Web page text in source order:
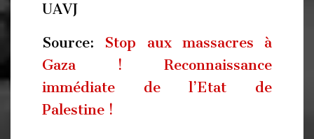
UAVJ
Source: Stop aux massacres à
Gaza ! Reconnaissance
immédiate de l’Etat de
Palestine !